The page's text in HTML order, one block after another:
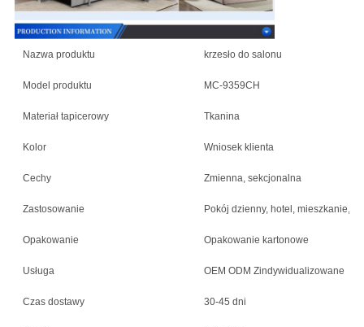
Nazwa produktu krzesło do salonu
Model produktu MC-9359CH
Materiał tapicerowy Tkanina
Kolor Wniosek klienta
Cechy Zmienna, sekcjonalna
Zastosowanie Pokój dzienny, hotel, mieszkanie,
Opakowanie Opakowanie kartonowe
Usługa OEM ODM Zindywidualizowane
Czas dostawy 30-45 dni